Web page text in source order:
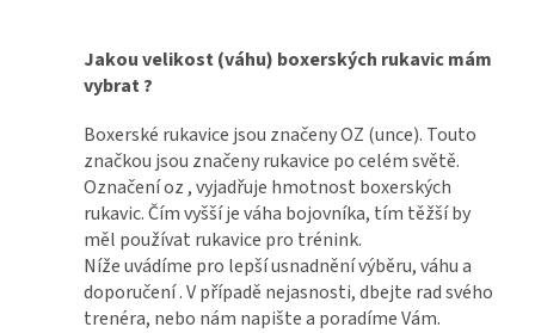
Jakou velikost (váhu) boxerských rukavic mám
vybrat ?
Boxerské rukavice jsou značeny OZ (unce). Touto
značkou jsou značeny rukavice po celém světě.
Označení oz , vyjadřuje hmotnost boxerských
rukavic. Čím vyšší je váha bojovníka, tím těžší by
měl používat rukavice pro trénink.
Níže uvádíme pro lepší usnadnění výběru, váhu a
doporučení . V případě nejasnosti, dbejte rad svého
trenéra, nebo nám napište a poradíme Vám.